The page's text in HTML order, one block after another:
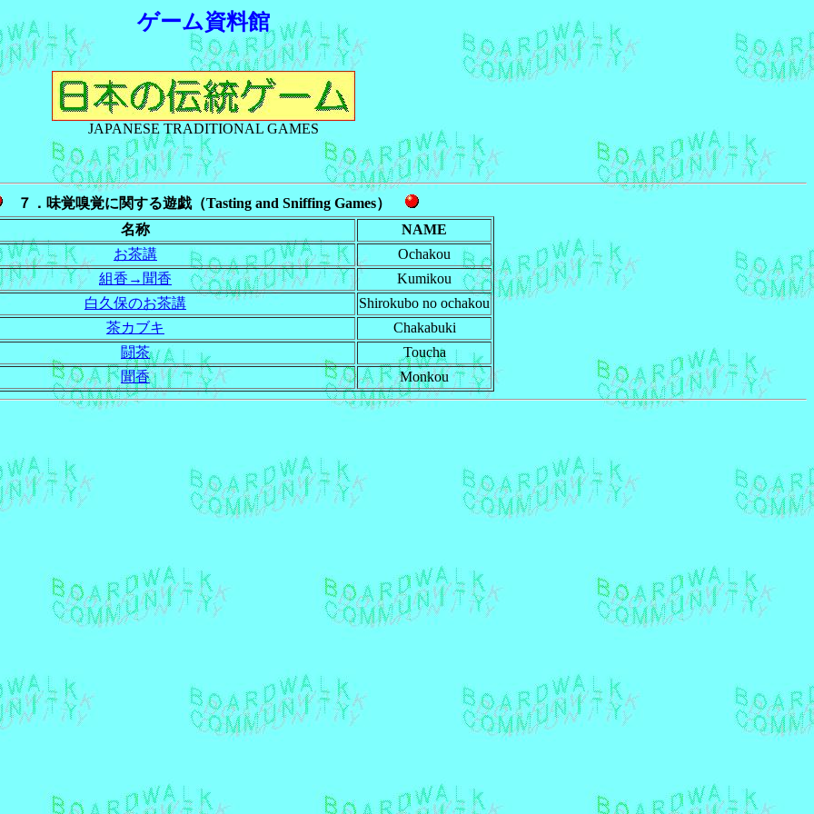
ゲーム資料館
JAPANESE TRADITIONAL GAMES
７．味覚嗅覚に関する遊戯（Tasting and Sniffing Games）
名称
NAME
お茶講
Ochakou
組香→聞香
Kumikou
白久保のお茶講
Shirokubo no ochakou
茶カブキ
Chakabuki
闘茶
Toucha
聞香
Monkou